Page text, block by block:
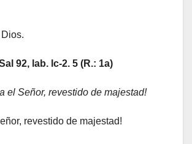
92, lab. lc-2. 5 (R.: 1a)
el Señor, revestido de majestad!
revestido de majestad!